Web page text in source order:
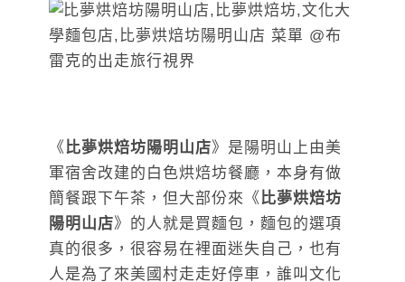
《比夢烘焙坊陽明山店》是陽明山上由美
軍宿舍改建的白色烘焙坊餐廳，本身有做
簡餐跟下午茶，但大部份來《比夢烘焙坊
陽明山店》的人就是買麵包，麵包的選項
真的很多，很容易在裡面迷失自己，也有
人是為了來美國村走走好停車，誰叫文化